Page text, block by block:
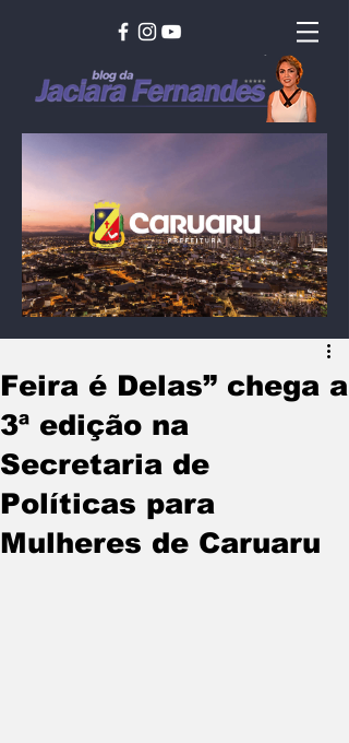
Feira é Delas” chega a
3ª edição na
Secretaria de
Políticas para
Mulheres de Caruaru